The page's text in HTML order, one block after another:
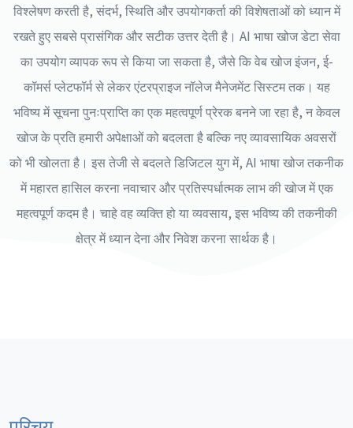
विश्लेषण करती है, संदर्भ, स्थिति और उपयोगकर्ता की विशेषताओं को ध्यान में
रखते हुए सबसे प्रासंगिक और सटीक उत्तर देती है। AI भाषा खोज डेटा सेवा
का उपयोग व्यापक रूप से किया जा सकता है, जैसे कि वेब खोज इंजन, ई-
कॉमर्स प्लेटफॉर्म से लेकर एंटरप्राइज नॉलेज मैनेजमेंट सिस्टम तक। यह
भविष्य में सूचना पुनःप्राप्ति का एक महत्वपूर्ण प्रेरक बनने जा रहा है, न केवल
खोज के प्रति हमारी अपेक्षाओं को बदलता है बल्कि नए व्यावसायिक अवसरों
को भी खोलता है। इस तेजी से बदलते डिजिटल युग में, AI भाषा खोज तकनीक
में महारत हासिल करना नवाचार और प्रतिस्पर्धात्मक लाभ की खोज में एक
महत्वपूर्ण कदम है। चाहे वह व्यक्ति हो या व्यवसाय, इस भविष्य की तकनीकी
क्षेत्र में ध्यान देना और निवेश करना सार्थक है।